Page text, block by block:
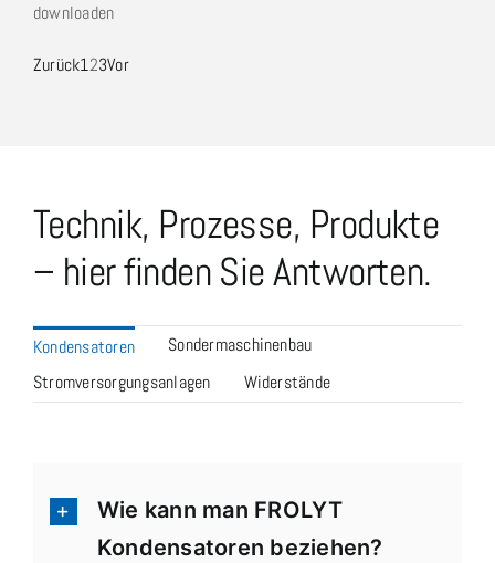
downloaden
Zurück123Vor
Technik, Prozesse, Produkte
– hier finden Sie Antworten.
Kondensatoren
Sondermaschinenbau
Stromversorgungsanlagen
Widerstände
Wie kann man FROLYT
Kondensatoren beziehen?